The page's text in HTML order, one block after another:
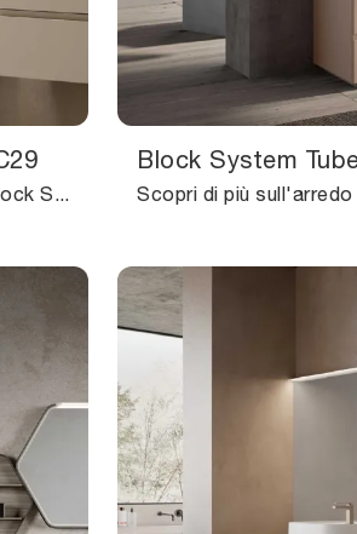
Mobile da Bagno sospeso Block System Syntesi C29 di Baxar: clicca e scopri di più su mobili bagno sospesi in laccato opaco e elementi accessori della ...
Block System